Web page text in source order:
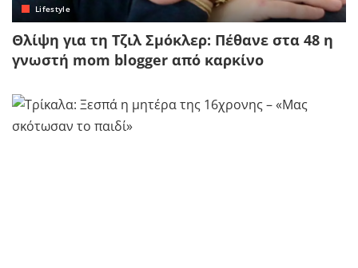
Lifestyle
Θλίψη για τη Τζιλ Σμόκλερ: Πέθανε στα 48 η
γνωστή mom blogger από καρκίνο